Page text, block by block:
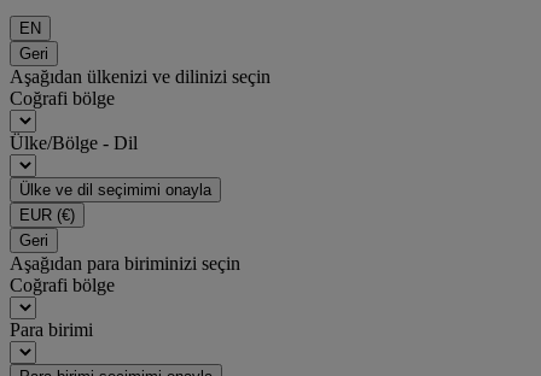
EN
Geri
Aşağıdan ülkenizi ve dilinizi seçin
Coğrafi bölge
Ülke/Bölge - Dil
Ülke ve dil seçimimi onayla
EUR (€)
Geri
Aşağıdan para biriminizi seçin
Coğrafi bölge
Para birimi